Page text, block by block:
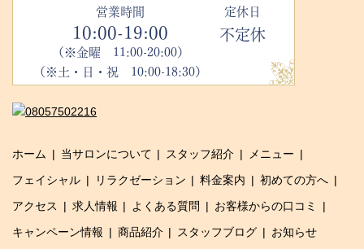
営業時間
10:00-19:00
（※金曜 11:00-20:00）
（※土・日・祝 10:00-18:30）
定休日
不定休
ホーム 当サロンについて スタッフ紹介
メニュー
フェイシャル
リラクゼーション 料金案内
初めての方へ
アクセス
求人情報 よくある質問
お客様からの口コミ
キャンペーン情報
商品紹介 スタッフブログ お知らせ